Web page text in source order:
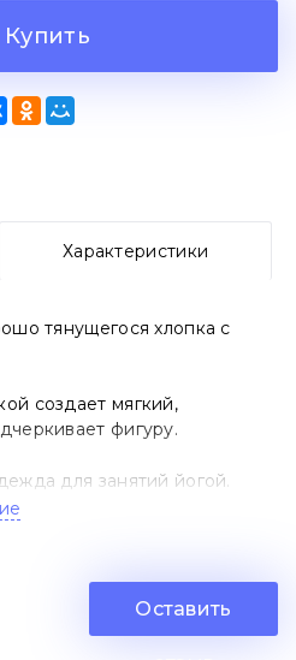
Купить
Характеристики
тянущегося хлопка с
создает мягкий,
фигуру.
для занятий йогой.
в комментариях
Оставить